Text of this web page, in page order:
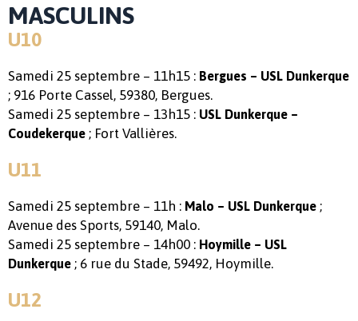
MASCULINS
U10
Samedi 25 septembre – 11h15 : Bergues – USL Dunkerque
; 916 Porte Cassel, 59380, Bergues.
Samedi 25 septembre – 13h15 : USL Dunkerque –
Coudekerque ; Fort Vallières.
U11
Samedi 25 septembre – 11h : Malo – USL Dunkerque ;
Avenue des Sports, 59140, Malo.
Samedi 25 septembre – 14h00 : Hoymille – USL
Dunkerque ; 6 rue du Stade, 59492, Hoymille.
U12